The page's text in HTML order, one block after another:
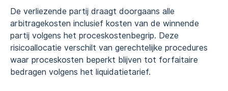
De verliezende partij draagt doorgaans alle
arbitragekosten inclusief kosten van de winnende
partij volgens het proceskostenbegrip. Deze
risicoallocatie verschilt van gerechtelijke procedures
waar proceskosten beperkt blijven tot forfaitaire
bedragen volgens het liquidatietarief.